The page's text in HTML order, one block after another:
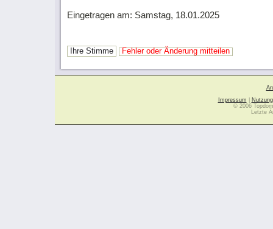
Eingetragen am: Samstag, 18.01.2025
Ihre Stimme Fehler oder Änderung mitteilen
Impressum
© 2006
Letzte